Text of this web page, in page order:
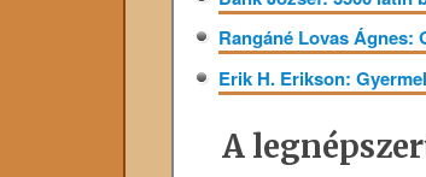
Rangáné Lovas Ágnes:
Erik H. Erikson:
A